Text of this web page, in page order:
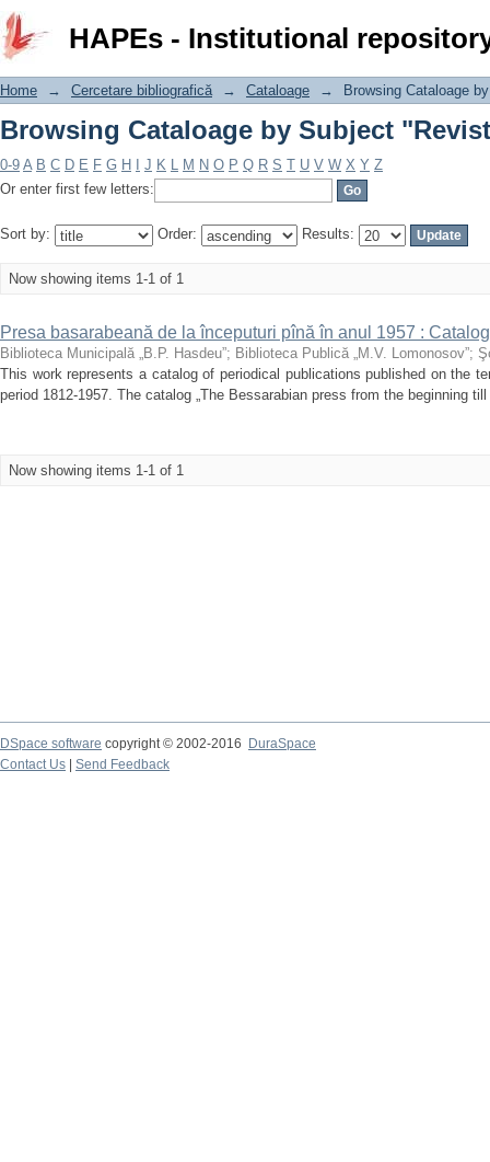
HAPEs - Institutional
Browsing Cataloage by Subject
Home → Cercetare bibliografică → Cataloage → Browsing Cataloage
Browsing Cataloage by Subject
0-9 A B C D E F G H J K L M N O P Q R S T U V W X Y Z
Or enter first few letters:
Sort by: Order: Results:
Now showing items 1-1 of 1
Presa basarabeană de la începuturi pînă în anul 1957 : Catalog
Biblioteca Municipală „B.P. Hasdeu”; Biblioteca Publică „M.V. Lomonosov”;
This work represents a catalog of periodical publications published on the
period 1812-1957. The catalog „The Bessarabian press from the beginning
Now showing items 1-1 of 1
DSpace software copyright © 2002-2016
DuraSpace
Contact Us
Send Feedback